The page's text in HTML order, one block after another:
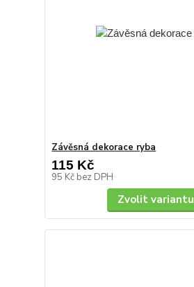
Závěsná dekorace ryba
115 Kč
95 Kč bez DPH
Zvolit variantu